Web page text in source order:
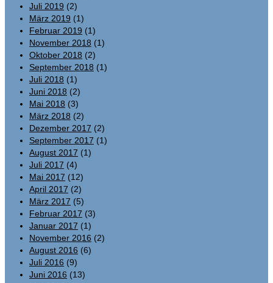
Juli 2019 (2)
März 2019 (1)
Februar 2019 (1)
November 2018 (1)
Oktober 2018 (2)
September 2018 (1)
Juli 2018 (1)
Juni 2018 (2)
Mai 2018 (3)
März 2018 (2)
Dezember 2017 (2)
September 2017 (1)
August 2017 (1)
Juli 2017 (4)
Mai 2017 (12)
April 2017 (2)
März 2017 (5)
Februar 2017 (3)
Januar 2017 (1)
November 2016 (2)
August 2016 (6)
Juli 2016 (9)
Juni 2016 (13)